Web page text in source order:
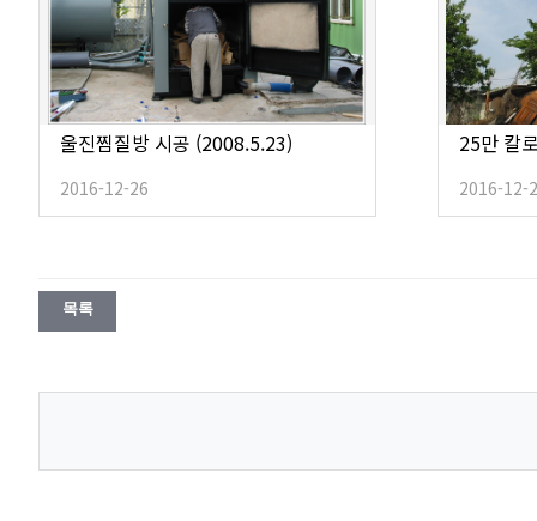
울진찜질방 시공 (2008.5.23)
2016-12-26
25만 칼
2016-12-
목록